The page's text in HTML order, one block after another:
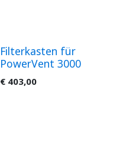
Filterkasten für
PowerVent 3000
€ 403,00